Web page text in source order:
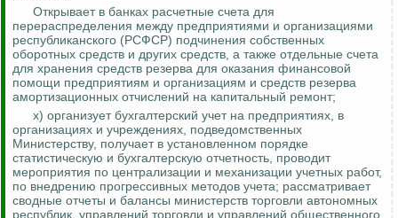
Открывает в банках расчетные счета для
перераспределения между предприятиями и организациями
республиканского (РСФСР) подчинения собственных
оборотных средств и других средств, а также отдельные счета
для хранения средств резерва для оказания финансовой
помощи предприятиям и организациям и средств резерва
амортизационных отчислений на капитальный ремонт;
х) организует бухгалтерский учет на предприятиях, в
организациях и учреждениях, подведомственных
Министерству, получает в установленном порядке
статистическую и бухгалтерскую отчетность, проводит
мероприятия по централизации и механизации учетных работ,
по внедрению прогрессивных методов учета; рассматривает
сводные отчеты и балансы министерств торговли автономных
республик, управлений торговли и управлений общественного